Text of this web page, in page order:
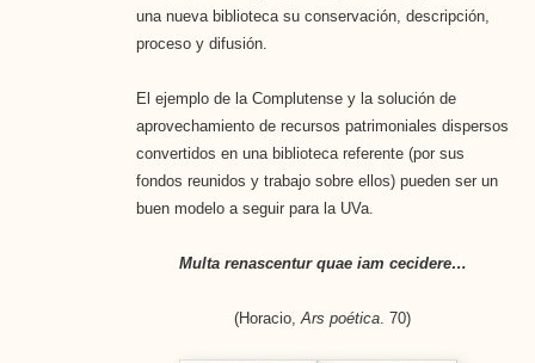
una nueva biblioteca su conservación, descripción,
proceso y difusión.
El ejemplo de la Complutense y la solución de
aprovechamiento de recursos patrimoniales dispersos
convertidos en una biblioteca referente (por sus
fondos reunidos y trabajo sobre ellos) pueden ser un
buen modelo a seguir para la UVa.
Multa renascentur quae iam cecidere…
(Horacio,Ars poética. 70)